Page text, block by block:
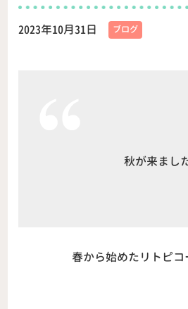
2023年10月31日 ブログ
秋が来まし
春から始めたリトピ